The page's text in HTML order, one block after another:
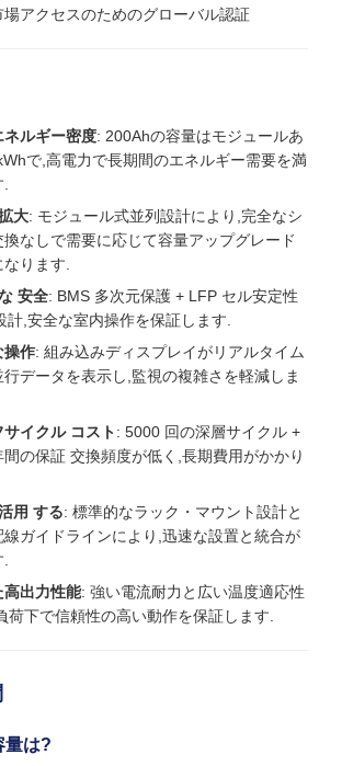
場アクセスのためのグローバル認証
ネルギー密度: 200Ahの容量はモジュールあ
で,高電力で長期間のエネルギー需要を満
大: モジュール式並列設計により,完全なシ
換なしで需要に応じて容量アップグレード
ります.
安全: BMS 多次元保護 + LFP セル安定性
計,安全な室内操作を保証します.
操作: 組み込みディスプレイがリアルタイム
データを表示し,監視の複雑さを軽減しま
イクル コスト: 5000 回の深層サイクル +
の保証 交換頻度が低く,長期費用がかかり
用 する: 標準的なラック・マウント設計と
線ガイドラインにより,迅速な設置と統合が
高出力性能: 強い電流耐力と広い温度適応性
荷下で信頼性の高い動作を保証します.
量は?